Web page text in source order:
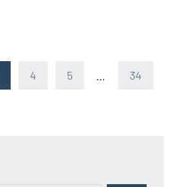
4 5 34